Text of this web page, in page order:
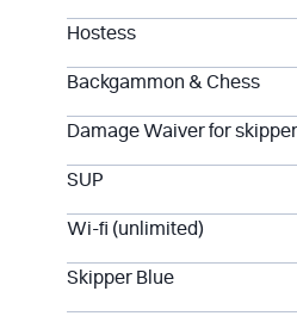
Hostess
Backgammon & Chess
Damage Waiver for
SUP
Wi-fi (unlimited)
Skipper Blue